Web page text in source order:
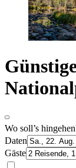
Wo soll’s
Daten
Gäste